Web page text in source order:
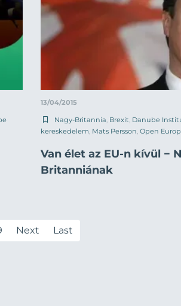
13/04/2015
Nagy-Britannia Brexit Danube
kereskedelem Mats Persson Open
Van élet az EU-n kívül −
Britanniának
Next Last